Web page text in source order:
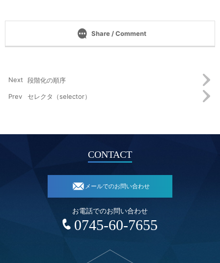
段階化の順序
セレクタ（selector）
CONTACT
メールでのお問い合わせ
お電話でのお問い合わせ
0745-60-7655